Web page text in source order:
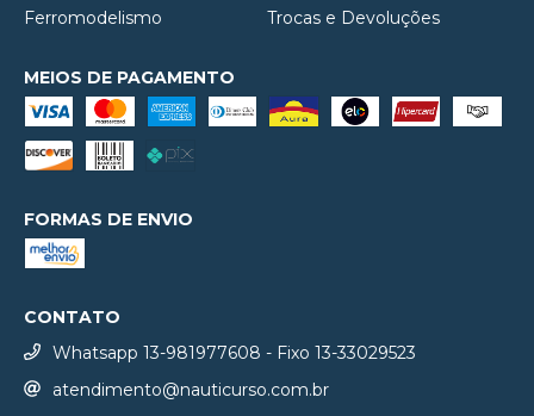
Ferromodelismo Trocas e Devoluções
MEIOS DE PAGAMENTO
FORMAS DE ENVIO
CONTATO
Whatsapp 13-981977608 - Fixo 13-33029523
atendimento@nauticurso.com.br